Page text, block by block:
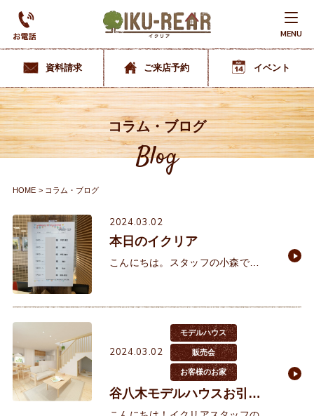
MENU
資料請求 ご来店予約 イベント
コラム・ブログ
Blog
HOME コラム・ブログ
2024.03.02
本日のイクリア
こんにちは。スタッフの小森で
この間入学したと思っていたの
に、、、4月からまた新しい環
2024.03.02
モデルハウス
販売会
お客様のお家
谷八木モデルハウスお引渡
し♬